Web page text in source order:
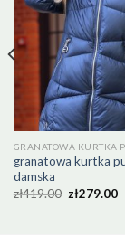
granatowa kurtka
damska
zł419.00 zł279.00